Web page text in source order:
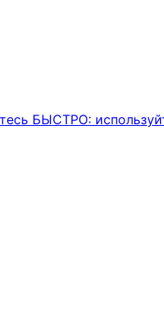
БЫСТРО: